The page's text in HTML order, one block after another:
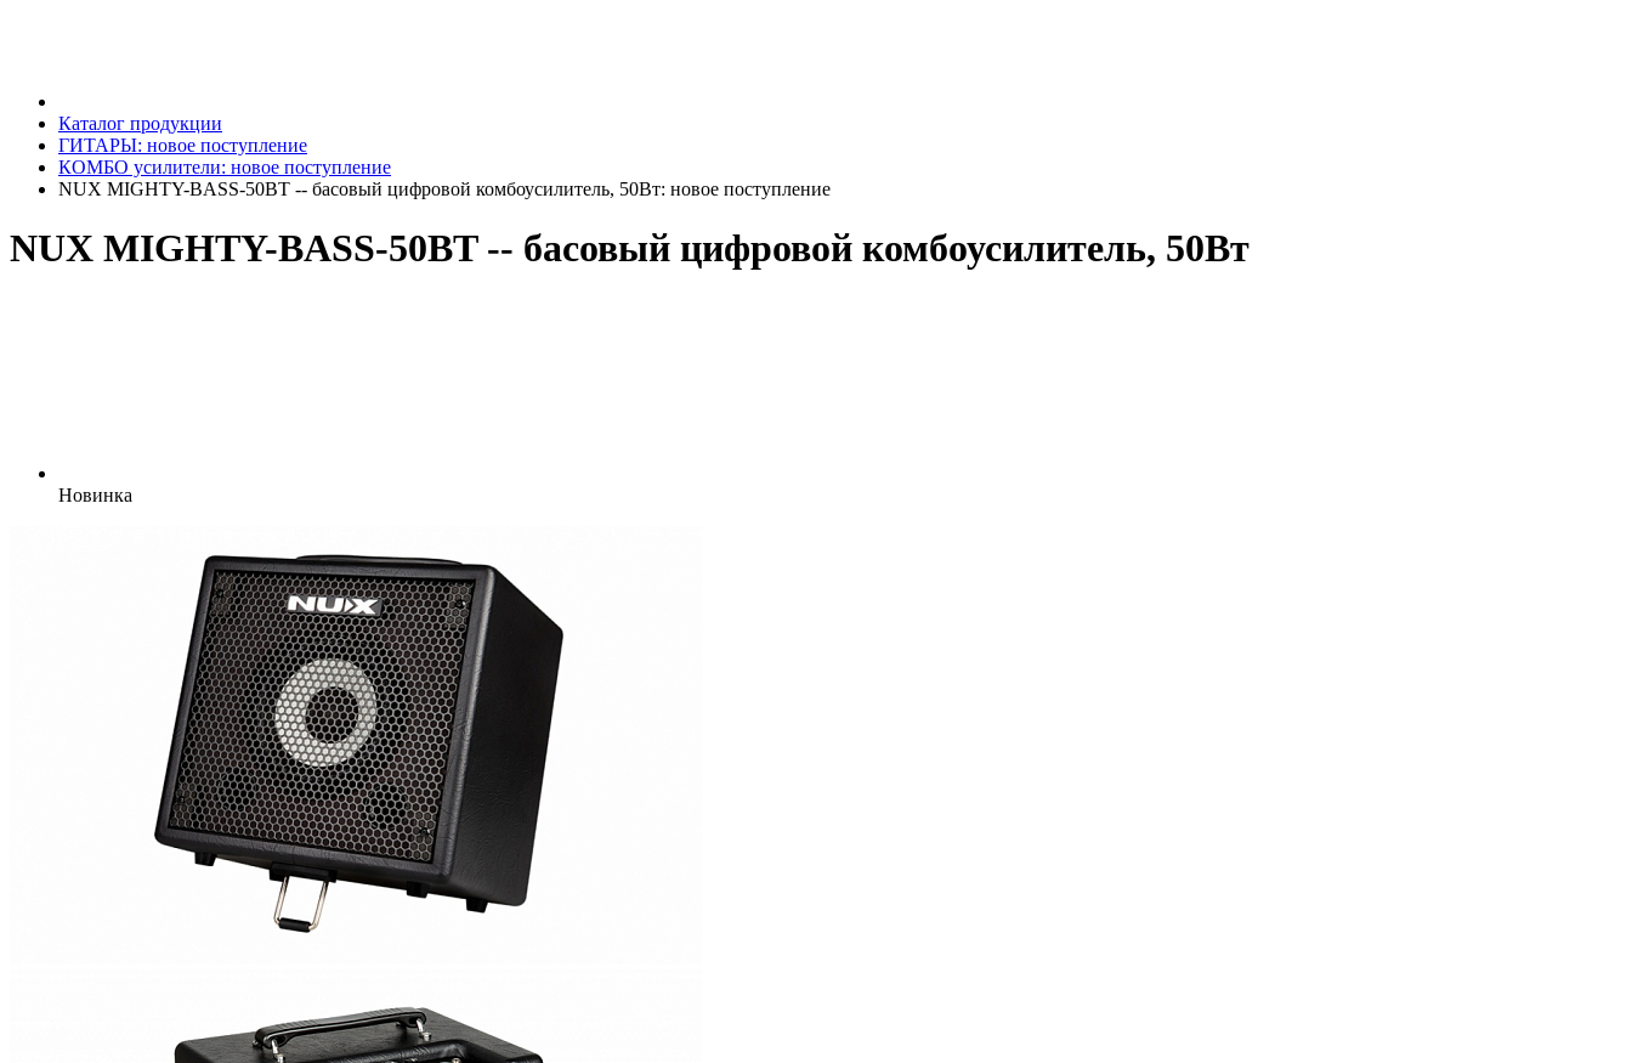
Каталог продукции
ГИТАРЫ: новое поступление
КОМБО усилители: новое поступление
NUX MIGHTY-BASS-50BT -- басовый цифровой комбоусилитель, 50Вт: новое поступление
NUX MIGHTY-BASS-50BT -- басовый цифровой комбоусилитель, 50Вт
Новинка